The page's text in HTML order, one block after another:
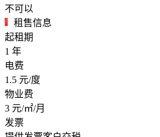
不可以
租售信息
起租期
1 年
电费
1.5 元/度
物业费
3 元/㎡/月
发票